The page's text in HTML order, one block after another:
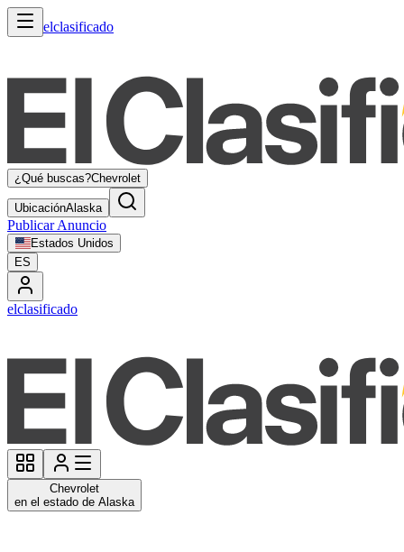
elclasificado
¿Qué buscas?Chevrolet
UbicaciónAlaska
Publicar Anuncio
Estados Unidos
ES
elclasificado
Chevrolet
en el estado de Alaska